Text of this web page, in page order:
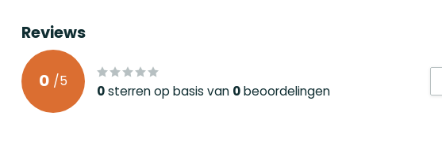
Reviews
0 /5
0sterren op basis van 0beoordelingen